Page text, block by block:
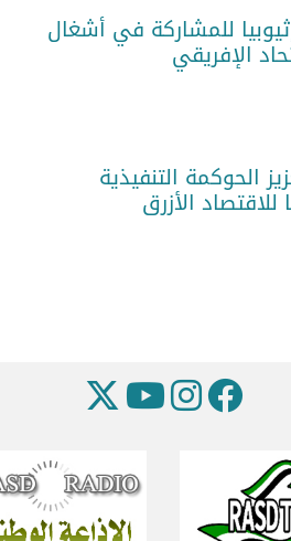
للمشاركة في أشغال
الحوكمة التنفيذية
الأزرق